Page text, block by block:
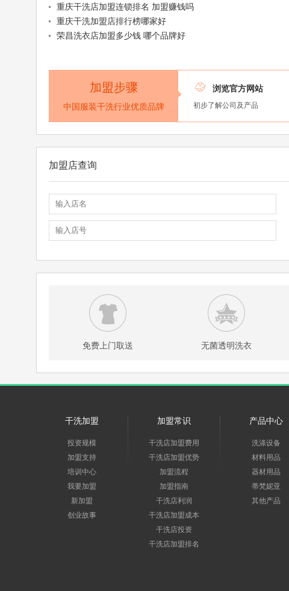
重庆干洗店加盟连锁排名 加盟赚钱吗
重庆干洗加盟店排行榜哪家好
荣昌洗衣店加盟多少钱 哪个品牌好
加盟步骤
中国服装干洗行业优质品牌
 浏览官方网站
初步了解公司及产品
加盟店查询
免费上门取送 无菌透明洗衣
干洗加盟
投资规模
加盟支持
培训中心
我要加盟
新加盟
创业故事
加盟常识
干洗店加盟费用
干洗店加盟优势
加盟流程
加盟指南
干洗店利润
干洗店加盟成本
干洗店投资
干洗店加盟排名
产品中心
洗涤设备
材料用品
器材用品
蒂梵妮亚
其他产品